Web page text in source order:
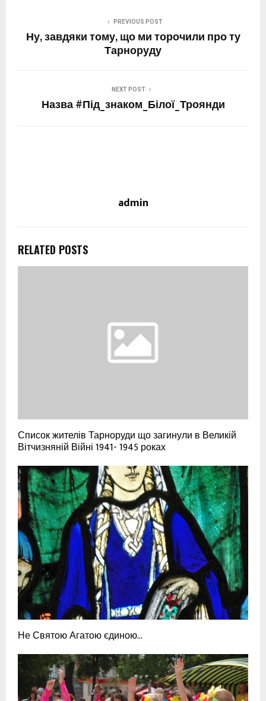
PREVIOUS POST
Ну, завдяки тому, що ми торочили про ту
Тарноруду
NEXT POST
Назва #Під_знаком_Білої_Троянди
admin
RELATED POSTS
Список жителів Тарноруди що загинули в Великій
Вітчизняній Війні 1941- 1945 роках
Не Святою Агатою єдиною…